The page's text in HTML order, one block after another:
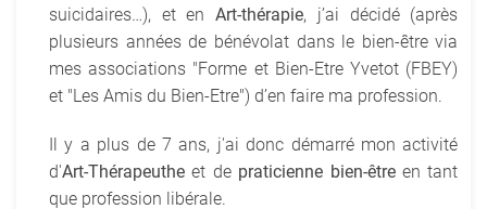
suicidaires…), et enArt-thérapie, j’ai décidé (après
plusieurs années de bénévolat dans le bien-être via
mes associations "Forme et Bien-Etre Yvetot (FBEY)
et "Les Amis du Bien-Etre") d’en faire ma profession.
Il y a plus de 7 ans, j'ai donc démarré mon activité
d'Art-Thérapeuthe et de praticienne bien-êtreen tant
que profession libérale.